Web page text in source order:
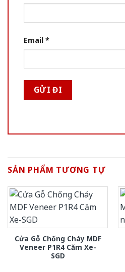
Email *
SẢN PHẨM TƯƠNG TỰ
Cửa Gỗ Chống Cháy MDF
Veneer P1R4 Căm Xe-
SGD